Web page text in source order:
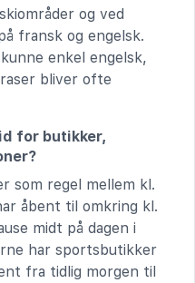
og ved
fransk og engelsk.
enkel engelsk,
bliver ofte
for butikker,
som regel mellem kl.
åbent til omkring kl.
midt på dagen i
har sportsbutikker
fra tidlig morgen til